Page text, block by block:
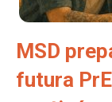
MSD
futura